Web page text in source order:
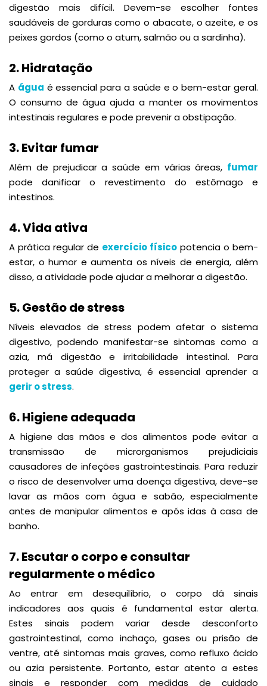
digestão mais difícil. Devem-se escolher fontes
saudáveis de gorduras como o abacate, o azeite, e os
peixes gordos (como o atum, salmão ou a sardinha).
2. Hidratação
A água é essencial para a saúde e o bem-estar geral.
O consumo de água ajuda a manter os movimentos
intestinais regulares e pode prevenir a obstipação.
3. Evitar fumar
Além de prejudicar a saúde em várias áreas, fumar
pode danificar o revestimento do estômago e
intestinos.
4. Vida ativa
A prática regular de exercício físico potencia o bem-
estar, o humor e aumenta os níveis de energia, além
disso, a atividade pode ajudar a melhorar a digestão.
5. Gestão de stress
Níveis elevados de stress podem afetar o sistema
digestivo, podendo manifestar-se sintomas como a
azia, má digestão e irritabilidade intestinal. Para
proteger a saúde digestiva, é essencial aprender a
gerir o stress.
6. Higiene adequada
A higiene das mãos e dos alimentos pode evitar a
transmissão de microrganismos prejudiciais
causadores de infeções gastrointestinais. Para reduzir
o risco de desenvolver uma doença digestiva, deve-se
lavar as mãos com água e sabão, especialmente
antes de manipular alimentos e após idas à casa de
banho.
7. Escutar o corpo e consultar
regularmente o médico
Ao entrar em desequilíbrio, o corpo dá sinais
indicadores aos quais é fundamental estar alerta.
Estes sinais podem variar desde desconforto
gastrointestinal, como inchaço, gases ou prisão de
ventre, até sintomas mais graves, como refluxo ácido
ou azia persistente. Portanto, estar atento a estes
sinais e responder com medidas de cuidado